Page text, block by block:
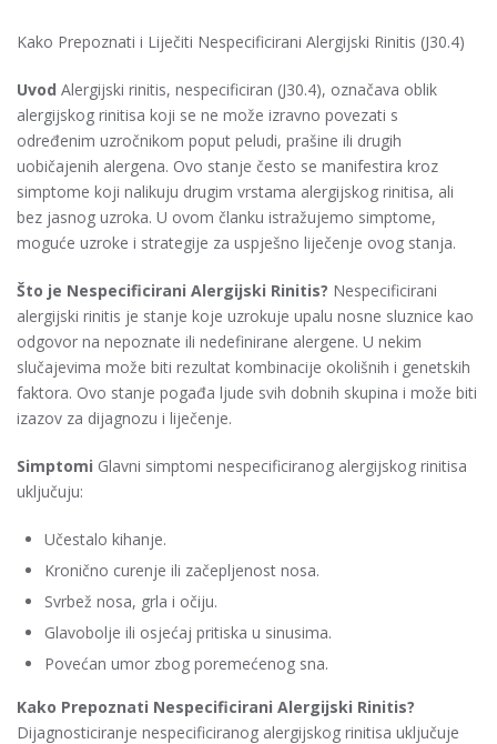
Kako Prepoznati i Liječiti Nespecificirani Alergijski Rinitis (J30.4)
Uvod Alergijski rinitis, nespecificiran (J30.4), označava oblik
alergijskog rinitisa koji se ne može izravno povezati s
određenim uzročnikom poput peludi, prašine ili drugih
uobičajenih alergena. Ovo stanje često se manifestira kroz
simptome koji nalikuju drugim vrstama alergijskog rinitisa, ali
bez jasnog uzroka. U ovom članku istražujemo simptome,
moguće uzroke i strategije za uspješno liječenje ovog stanja.
Što je Nespecificirani Alergijski Rinitis? Nespecificirani
alergijski rinitis je stanje koje uzrokuje upalu nosne sluznice kao
odgovor na nepoznate ili nedefinirane alergene. U nekim
slučajevima može biti rezultat kombinacije okolišnih i genetskih
faktora. Ovo stanje pogađa ljude svih dobnih skupina i može biti
izazov za dijagnozu i liječenje.
Simptomi Glavni simptomi nespecificiranog alergijskog rinitisa
uključuju:
Učestalo kihanje.
Kronično curenje ili začepljenost nosa.
Svrbež nosa, grla i očiju.
Glavobolje ili osjećaj pritiska u sinusima.
Povećan umor zbog poremećenog sna.
Kako Prepoznati Nespecificirani Alergijski Rinitis?
Dijagnosticiranje nespecificiranog alergijskog rinitisa uključuje